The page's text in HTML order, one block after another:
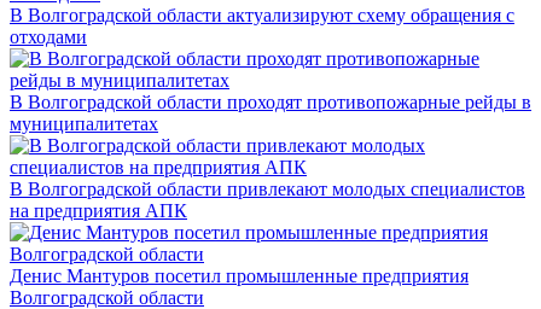
В Волгоградской области актуализируют схему обращения с
отходами
В Волгоградской области проходят противопожарные рейды в
муниципалитетах
В Волгоградской области привлекают молодых специалистов
на предприятия АПК
Денис Мантуров посетил промышленные предприятия
Волгоградской области